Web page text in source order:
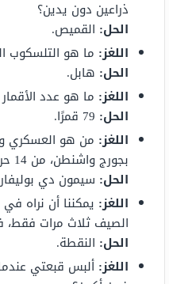
ذراعين دون يدين؟
الحل: القميص.
اللغز: ما هو التلسكوب
الحل: هابل.
اللغز: ما هو عدد
الحل: 79 قمرًا.
اللغز: من هو العسكري
بجورج واشنطن، من 14 حرفاً؟
الحل: سيمون دي
اللغز:
الصيف ثلاث مرات فقط،
الحل: النقطة.
اللغز: ألبس قبعتي